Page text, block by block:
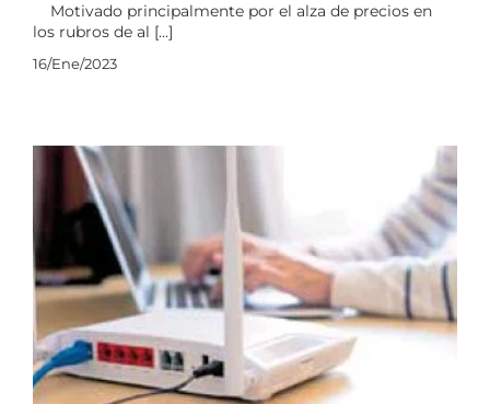
Motivado principalmente por el alza de precios en
los rubros de al [...]
16/Ene/2023